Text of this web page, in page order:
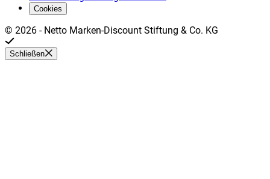
Cookies
© 2026 - Netto Marken-Discount Stiftung & Co. KG
Schließen